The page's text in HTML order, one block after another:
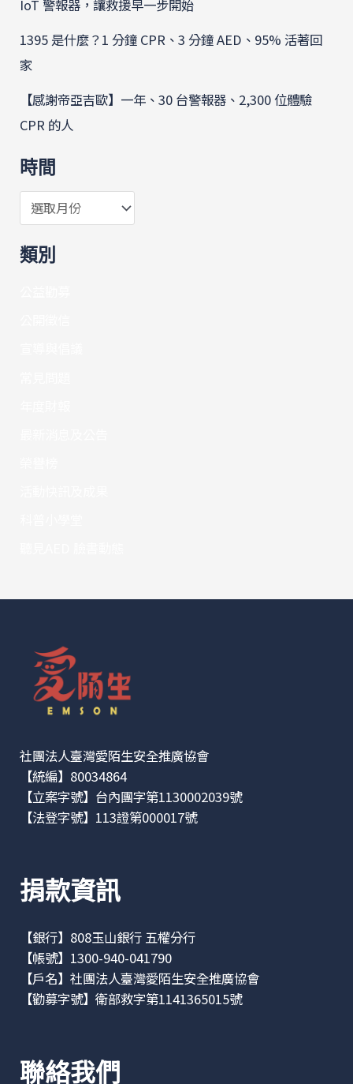
IoT 警報器，讓救援早一步開始
1395 是什麼？1 分鐘 CPR、3 分鐘 AED、95% 活著回
家
【感謝帝亞吉歐】一年、30 台警報器、2,300 位體驗
CPR 的人
時間
類別
社團法人臺灣愛陌生安全推廣協會
【統編】80034864
【立案字號】台內團字第1130002039號
【法登字號】113證第000017號
捐款資訊
【銀行】808玉山銀行 五權分行
【帳號】1300-940-041790
【戶名】社團法人臺灣愛陌生安全推廣協會
【勸募字號】衛部救字第1141365015號
聯絡我們